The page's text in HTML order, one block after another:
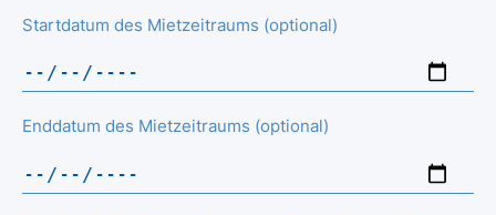
Startdatum des Mietzeitraums (optional)
Enddatum des Mietzeitraums (optional)